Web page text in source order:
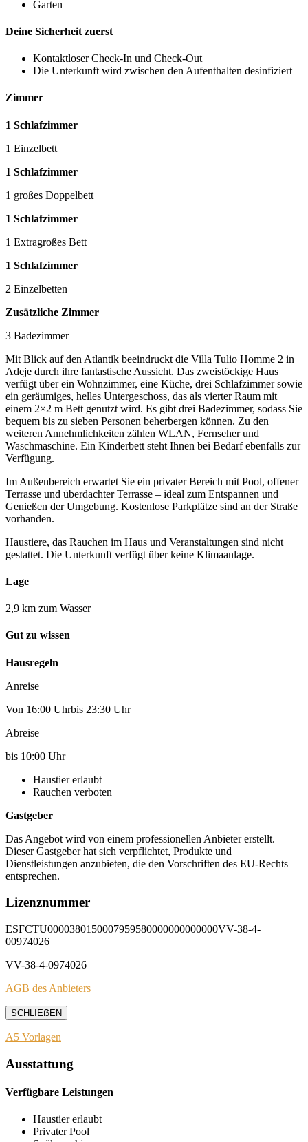
Garten
Deine Sicherheit zuerst
Kontaktloser Check-In und Check-Out
Die Unterkunft wird zwischen den Aufenthalten desinfiziert
Zimmer
1 Schlafzimmer
1 Einzelbett
1 Schlafzimmer
1 großes Doppelbett
1 Schlafzimmer
1 Extragroßes Bett
1 Schlafzimmer
2 Einzelbetten
Zusätzliche Zimmer
3 Badezimmer
Mit Blick auf den Atlantik beeindruckt die Villa Tulio Homme 2 in
Adeje durch ihre fantastische Aussicht. Das zweistöckige Haus
verfügt über ein Wohnzimmer, eine Küche, drei Schlafzimmer sowie
ein geräumiges, helles Untergeschoss, das als vierter Raum mit
einem 2×2 m Bett genutzt wird. Es gibt drei Badezimmer, sodass Sie
bequem bis zu sieben Personen beherbergen können. Zu den
weiteren Annehmlichkeiten zählen WLAN, Fernseher und
Waschmaschine. Ein Kinderbett steht Ihnen bei Bedarf ebenfalls zur
Verfügung.
Im Außenbereich erwartet Sie ein privater Bereich mit Pool, offener
Terrasse und überdachter Terrasse – ideal zum Entspannen und
Genießen der Umgebung. Kostenlose Parkplätze sind an der Straße
vorhanden.
Haustiere, das Rauchen im Haus und Veranstaltungen sind nicht
gestattet. Die Unterkunft verfügt über keine Klimaanlage.
Lage
2,9 km zum Wasser
Gut zu wissen
Hausregeln
Anreise
Von 16:00 Uhrbis 23:30 Uhr
Abreise
bis 10:00 Uhr
Haustier erlaubt
Rauchen verboten
Gastgeber
Das Angebot wird von einem professionellen Anbieter erstellt.
Dieser Gastgeber hat sich verpflichtet, Produkte und
Dienstleistungen anzubieten, die den Vorschriften des EU-Rechts
entsprechen.
Lizenznummer
ESFCTU0000380150007959580000000000000VV-38-4-
00974026
VV-38-4-0974026
AGB des Anbieters
SCHLIEẞEN
A5 Vorlagen
Ausstattung
Verfügbare Leistungen
Haustier erlaubt
Privater Pool